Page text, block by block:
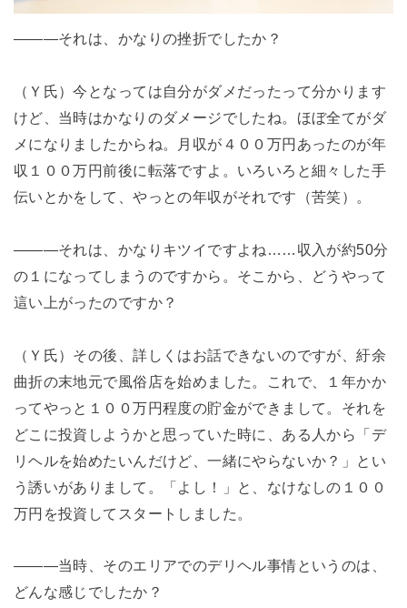
―――それは、かなりの挫折でしたか？
（Ｙ氏）今となっては自分がダメだったって分かります
けど、当時はかなりのダメージでしたね。ほぼ全てがダ
メになりましたからね。月収が４００万円あったのが年
収１００万円前後に転落ですよ。いろいろと細々した手
伝いとかをして、やっとの年収がそれです（苦笑）。
―――それは、かなりキツイですよね……収入が約50分
の１になってしまうのですから。そこから、どうやって
這い上がったのですか？
（Ｙ氏）その後、詳しくはお話できないのですが、紆余
曲折の末地元で風俗店を始めました。これで、１年かか
ってやっと１００万円程度の貯金ができまして。それを
どこに投資しようかと思っていた時に、ある人から「デ
リヘルを始めたいんだけど、一緒にやらないか？」とい
う誘いがありまして。「よし！」と、なけなしの１００
万円を投資してスタートしました。
―――当時、そのエリアでのデリヘル事情というのは、
どんな感じでしたか？